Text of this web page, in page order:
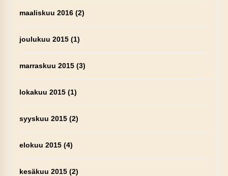
maaliskuu 2016(2)
joulukuu 2015(1)
marraskuu 2015(3)
lokakuu 2015(1)
syyskuu 2015(2)
elokuu 2015(4)
kesäkuu 2015(2)